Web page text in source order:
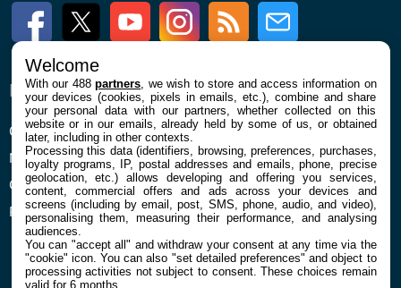
FacebookTwitter Youtube InstagramRSS Newsletter
ENTREPRISE
Qui sommes nous
Mentions légales et CGU
Confidentialité et Cookies
Préférences cookies
À PROPOS
La rédaction
Contact
Welcome
With our 488partners , we wish to store and access information on
your devices (cookies, pixels in emails, etc.), combine and share
your personal data with our partners, whether collected on this
website or in our emails, already held by some of us, or obtained
later, including in other contexts.
Processing this data (identifiers, browsing, preferences, purchases,
loyalty programs, IP, postal addresses and emails, phone, precise
geolocation, etc.) allows developing and offering you services,
content, commercial offers and ads across your devices and
screens (including by email, post, SMS, phone, audio, and video),
personalising them, measuring their performance, and analysing
audiences.
You can "accept all" and withdraw your consent at any time via the
"cookie" icon. You can also "set detailed preferences" and object to
processing activities not subject to consent. These choices remain
valid for 6 months.